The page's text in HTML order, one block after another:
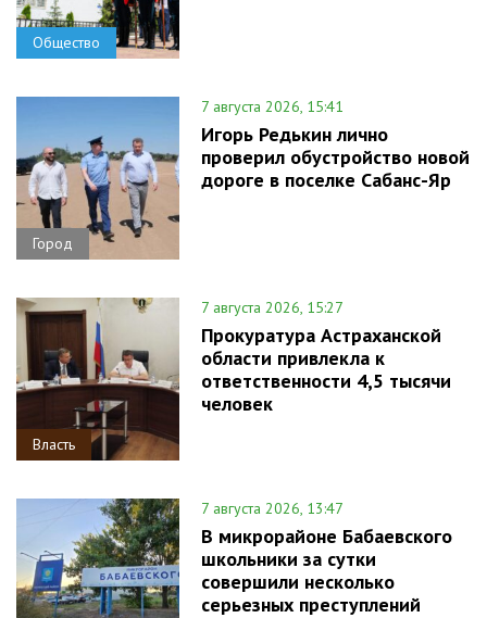
Общество
Город
7 августа 2026, 15:41
Игорь Редькин лично
проверил обустройство новой
дороге в поселке Сабанс-Яр
Власть
7 августа 2026, 15:27
Прокуратура Астраханской
области привлекла к
ответственности 4,5 тысячи
человек
7 августа 2026, 13:47
В микрорайоне Бабаевского
школьники за сутки
совершили несколько
серьезных преступлений